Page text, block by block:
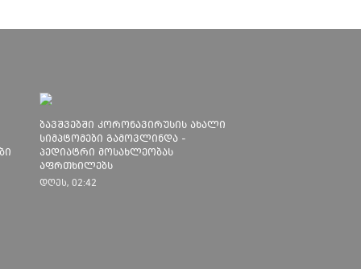
სუს უარყოფს, რომ ვაგნერის წევრი
ახლა საქართველოშია
ეროვნულმა ბანკმა ლარის ახალი
კურსი დაადგინა
გაბუნია: სკოლებში სწავლას ვერ
ბავშვებში კორონავირუსის ახალი
სიმპტომები გამოვლინდა -
პედიატრი მოსახლეობას
აფრთხილებს
დღეს, 02:42